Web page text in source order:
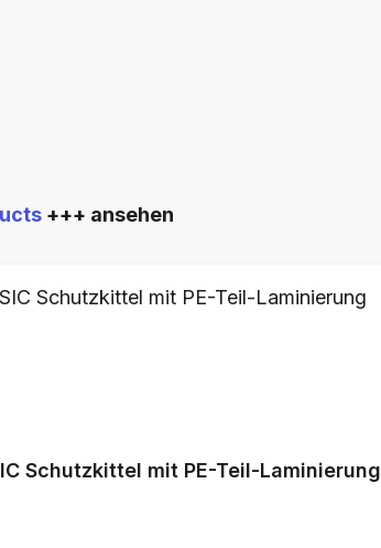
+++ ansehen
Schutzkittel mit PE-Teil-Laminierung